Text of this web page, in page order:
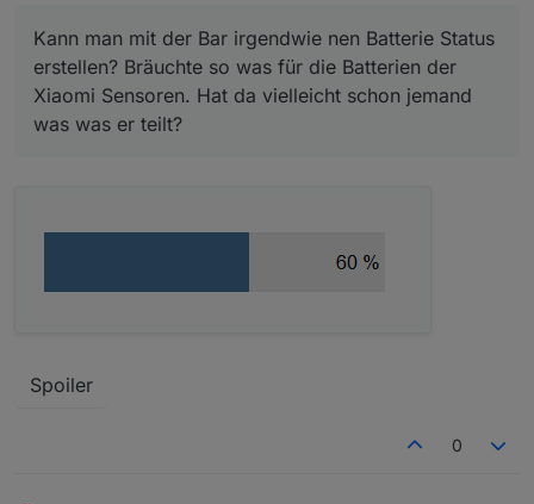
Kann man mit der Bar irgendwie nen Batterie Status
erstellen? Bräuchte so was für die Batterien der
Xiaomi Sensoren. Hat da vielleicht schon jemand
was was er teilt?
Spoiler
0